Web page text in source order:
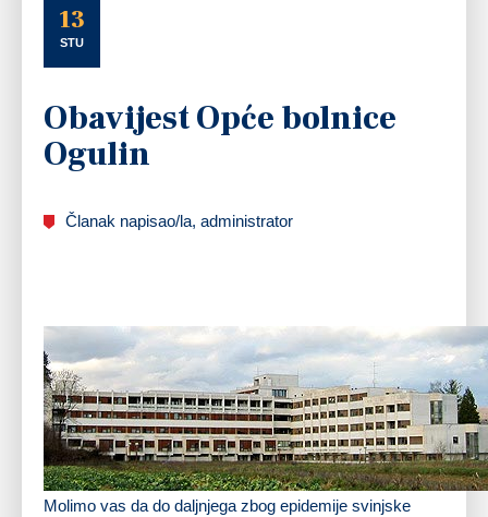
13
STU
Obavijest Opće bolnice
Ogulin
Članak napisao/la, administrator
Molimo vas da do daljnjega zbog epidemije svinjske